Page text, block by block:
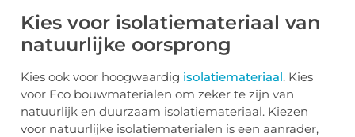
Kies voor isolatiemateriaal van
natuurlijke oorsprong
Kies ook voor hoogwaardig isolatiemateriaal. Kies
voor Eco bouwmaterialen om zeker te zijn van
natuurlijk en duurzaam isolatiemateriaal. Kiezen
voor natuurlijke isolatiematerialen is een aanrader,